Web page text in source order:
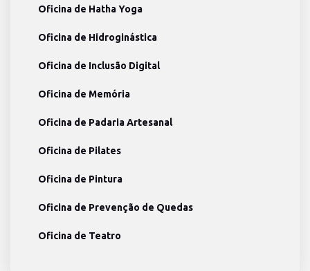
Oficina de Hatha Yoga
Oficina de Hidroginástica
Oficina de Inclusão Digital
Oficina de Memória
Oficina de Padaria Artesanal
Oficina de Pilates
Oficina de Pintura
Oficina de Prevenção de Quedas
Oficina de Teatro